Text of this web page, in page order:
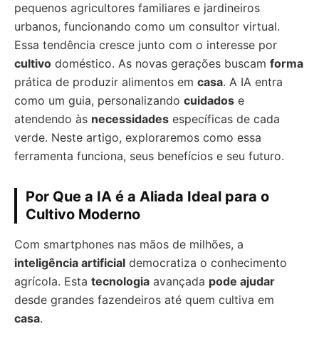
pequenos agricultores familiares e jardineiros
urbanos, funcionando como um consultor virtual.
Essa tendência cresce junto com o interesse por
cultivo doméstico. As novas gerações buscam forma
prática de produzir alimentos em casa. A IA entra
como um guia, personalizando cuidados e
atendendo às necessidades específicas de cada
verde. Neste artigo, exploraremos como essa
ferramenta funciona, seus benefícios e seu futuro.
Por Que a IA é a Aliada Ideal para o
Cultivo Moderno
Com smartphones nas mãos de milhões, a
inteligência artificial democratiza o conhecimento
agrícola. Esta tecnologia avançada pode ajudar
desde grandes fazendeiros até quem cultiva em
casa.